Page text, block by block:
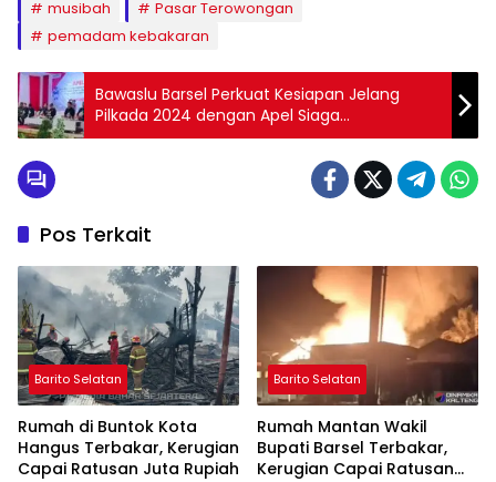
musibah
Pasar Terowongan
pemadam kebakaran
Bawaslu Barsel Perkuat Kesiapan Jelang
Pilkada 2024 dengan Apel Siaga
Pengawasan
Pos Terkait
Barito Selatan
Rumah di Buntok Kota
Hangus Terbakar, Kerugian
Capai Ratusan Juta Rupiah
Barito Selatan
Rumah Mantan Wakil
Bupati Barsel Terbakar,
Kerugian Capai Ratusan